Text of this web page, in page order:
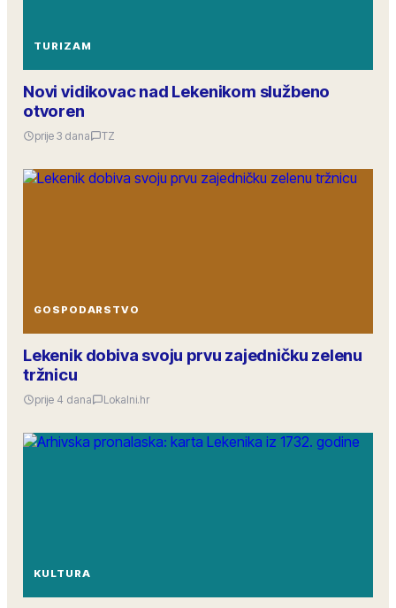
TURIZAM
Novi vidikovac nad Lekenikom službeno
otvoren
prije 3 dana TZ
GOSPODARSTVO
Lekenik dobiva svoju prvu zajedničku zelenu
tržnicu
prije 4 dana Lokalni.hr
KULTURA